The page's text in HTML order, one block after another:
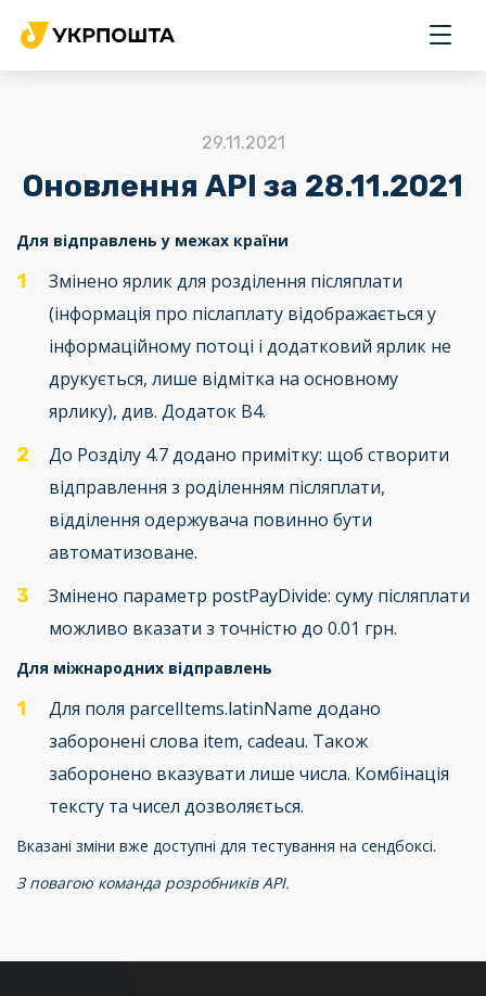
Головна
Новини
Часті питання
Партнери
29.11.2021
Оновлення API за 28.11.2021
Для відправлень у межах країни
Змінено ярлик для розділення післяплати
(інформація про післаплату відображається у
інформаційному потоці і додатковий ярлик не
друкується, лише відмітка на основному
ярлику), див. Додаток В4.
До Розділу 4.7 додано примітку: щоб створити
відправлення з роділенням післяплати,
відділення одержувача повинно бути
автоматизоване.
Змінено параметр postPayDivide: суму післяплати
можливо вказати з точністю до 0.01 грн.
Для міжнародних відправлень
Для поля parcelItems.latinName додано
заборонені слова item, cadeau. Також
заборонено вказувати лише числа. Комбінація
тексту та чисел дозволяється.
Вказані зміни вже доступні для тестування на сендбоксі.
З повагою команда розробників API.